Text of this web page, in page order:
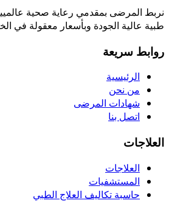
نربط المرضى بمقدمي رعاية صحية
طبية عالية الجودة وبأسعار معقولة في
روابط سريعة
الرئيسية
من نحن
شهادات المرضى
اتصل بنا
العلاجات
العلاجات
المستشفيات
حاسبة تكاليف العلاج الطبي